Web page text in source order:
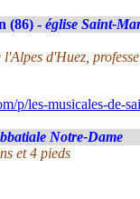
(86) - église Saint-
d'Huez,
p/les-musicales-de-
Notre-Dame
et 4 pieds